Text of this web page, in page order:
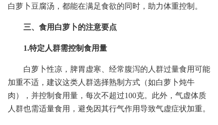
白萝卜豆腐汤，都能在满足食欲的同时，助力体重控制。
三、食用白萝卜的注意要点
1.特定人群需控制食用量
白萝卜性凉，脾胃虚寒、经常腹泻的人群过量食用可能
加重不适，建议这类人群选择熟制方式（如白萝卜炖牛
肉），并控制食用量，每次不超过100克。此外，气虚体质
人群也需适量食用，避免因其行气作用导致气虚症状加重。